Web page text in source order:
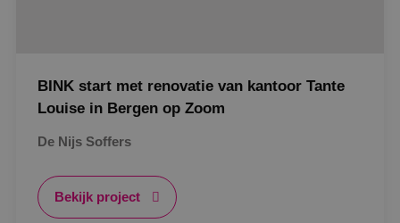
BINK start met renovatie van kantoor Tante
Louise in Bergen op Zoom
De Nijs Soffers
Bekijk project